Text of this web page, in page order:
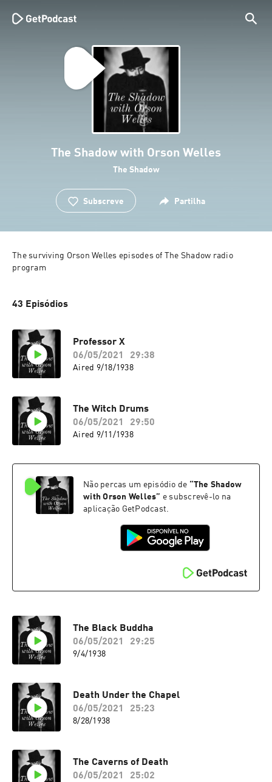
The Shadow with Orson Welles
The Shadow
Subscreve Partilha
The surviving Orson Welles episodes of The Shadow radio
program
43 Episódios
Professor X
06/05/2021
29:38
Aired 9/18/1938
The Witch Drums
06/05/2021
29:50
Aired 9/11/1938
Não percas um episódio de “The Shadow
with Orson Welles” e subscrevê-lo na
aplicação GetPodcast.
The Black Buddha
06/05/2021
29:25
9/4/1938
Death Under the Chapel
06/05/2021
25:23
8/28/1938
The Caverns of Death
06/05/2021
25:02